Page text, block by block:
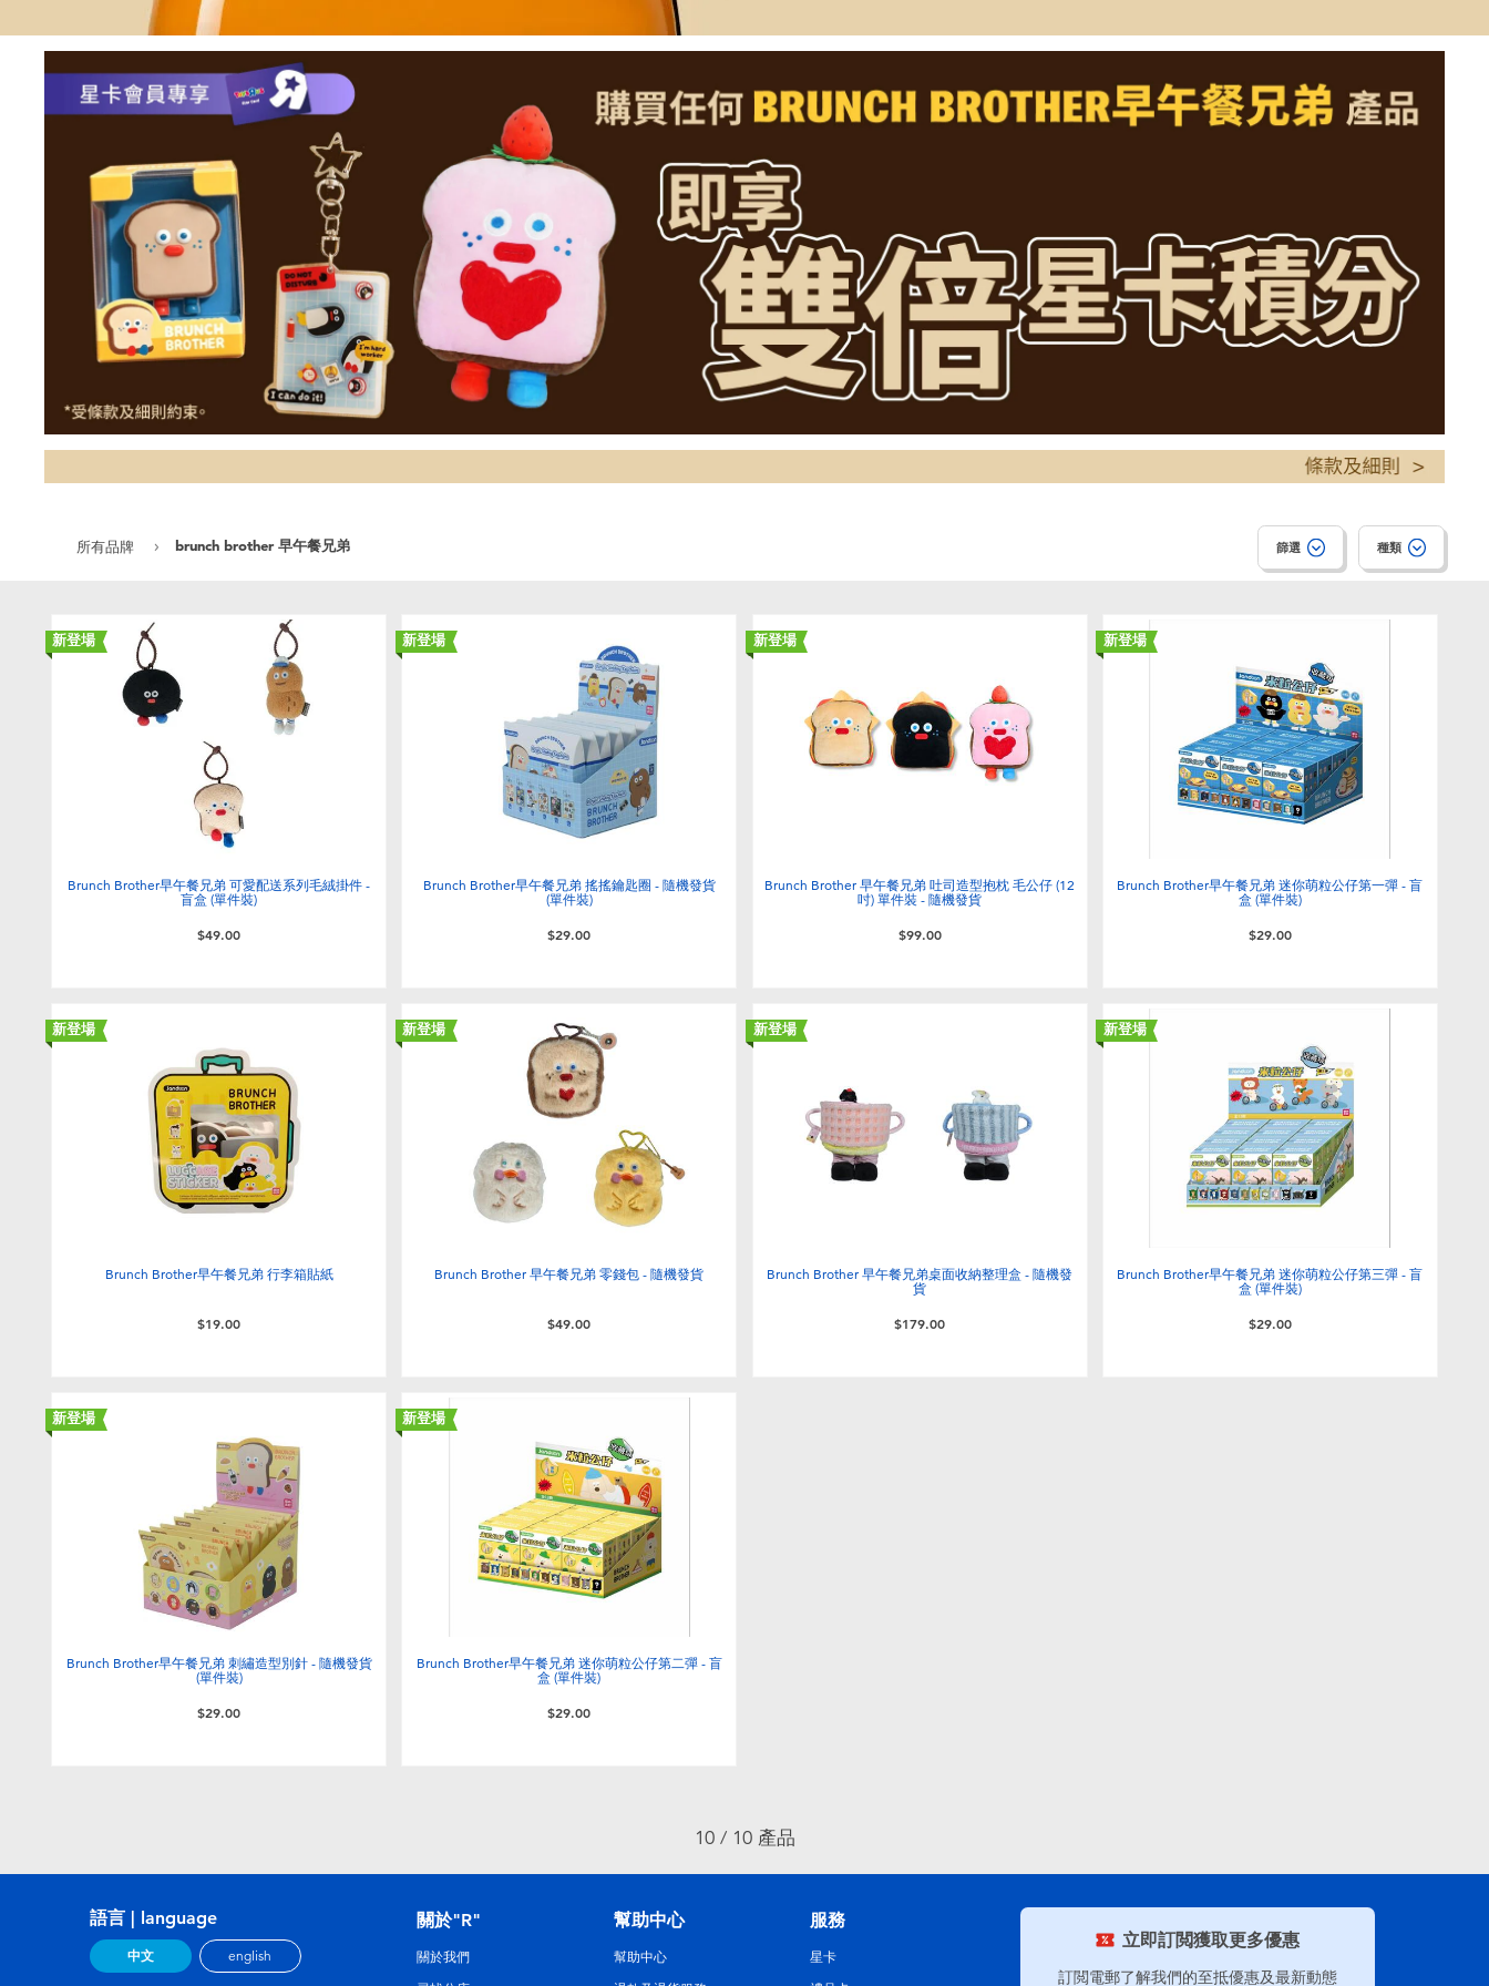
所有品牌 brunch brother 早午餐兄弟 篩選 種類
新登場
Brunch Brother早午餐兄弟 可愛配送系列毛絨掛件 -
盲盒 (單件裝)
$49.00
新登場
Brunch Brother早午餐兄弟 搖搖鑰匙圈 - 隨機發貨
(單件裝)
$29.00
新登場
Brunch Brother 早午餐兄弟 吐司造型抱枕 毛公仔 (12
吋) 單件裝 - 隨機發貨
$99.00
新登場
Brunch Brother早午餐兄弟 迷你萌粒公仔第一彈 - 盲
盒 (單件裝)
$29.00
新登場
Brunch Brother早午餐兄弟 行李箱貼紙
$19.00
新登場
Brunch Brother 早午餐兄弟 零錢包 - 隨機發貨
$49.00
新登場
Brunch Brother 早午餐兄弟桌面收納整理盒 - 隨機發
貨
$179.00
新登場
Brunch Brother早午餐兄弟 迷你萌粒公仔第三彈 - 盲
盒 (單件裝)
$29.00
新登場
Brunch Brother早午餐兄弟 刺繡造型別針 - 隨機發貨
(單件裝)
$29.00
新登場
Brunch Brother早午餐兄弟 迷你萌粒公仔第二彈 - 盲
盒 (單件裝)
$29.00
10 / 10 產品
立即訂閲獲取更多優惠
訂閲電郵了解我們的至抵優惠及最新動態
語言 | language
中文 english
關於"R"
關於我們
幫助中心
幫助中心
服務
星卡